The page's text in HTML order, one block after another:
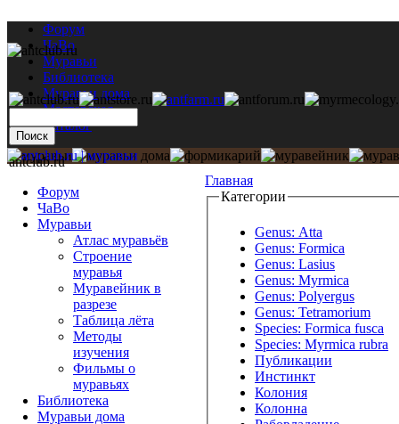
Форум
ЧаВо
Муравьи
Библиотека
Муравьи дома
Мастерская
Каталог
Главная
Категории
Genus: Atta
Genus: Formica
Genus: Lasius
Genus: Myrmica
Genus: Polyergus
Genus: Tetramorium
Species: Formica fusca
Species: Myrmica rubra
Публикации
Инстинкт
Колония
Колонна
antclub.ru
Форум
ЧаВо
Муравьи
Атлас муравьёв
Строение
муравья
Муравейник в
разрезе
Таблица лёта
Методы
изучения
Фильмы о
муравьях
Библиотека
Муравьи дома